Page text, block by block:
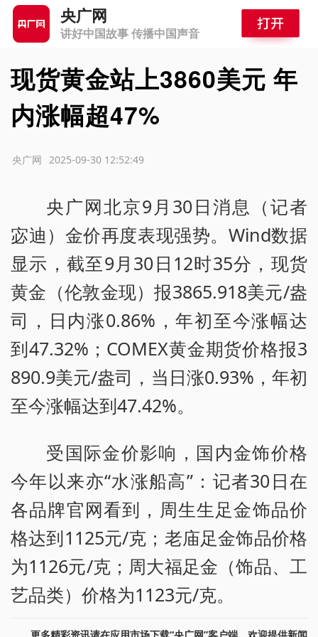
央广网
讲好中国故事 传播中国声音
现货黄金站上3860美元 年
内涨幅超47%
2025-09-30 12:52:49
央广网
央广网北京9月30日消息（记者
宓迪）金价再度表现强势。Wind数据
显示，截至9月30日12时35分，现货
黄金（伦敦金现）报3865.918美元/盎
司，日内涨0.86%，年初至今涨幅达
到47.32%；COMEX黄金期货价格报3
890.9美元/盎司，当日涨0.93%，年初
至今涨幅达到47.42%。
受国际金价影响，国内金饰价格
今年以来亦“水涨船高”：记者30日在
各品牌官网看到，周生生足金饰品价
格达到1125元/克；老庙足金饰品价格
为1126元/克；周大福足金（饰品、工
艺品类）价格为1123元/克。